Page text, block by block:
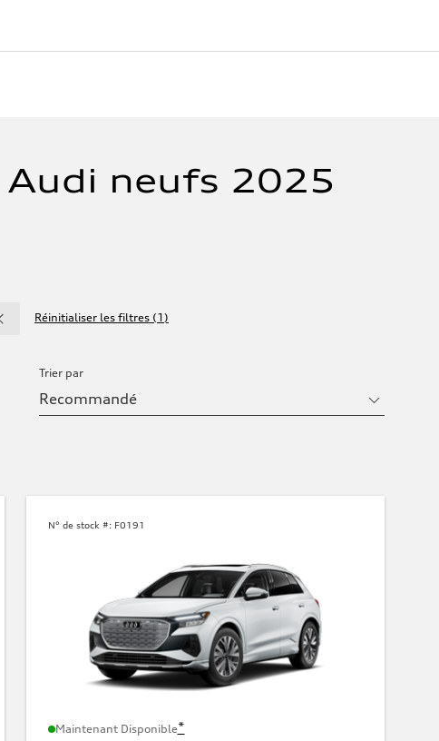
Audi neufs 2025
Réinitialiser les filtres (1 )
Trier par
N° de stock #: F0191
Maintenant Disponible*